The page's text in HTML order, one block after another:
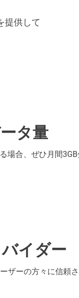
提供して
タ量
場合、ぜひ月間
イダー
ザーの方々に信頼